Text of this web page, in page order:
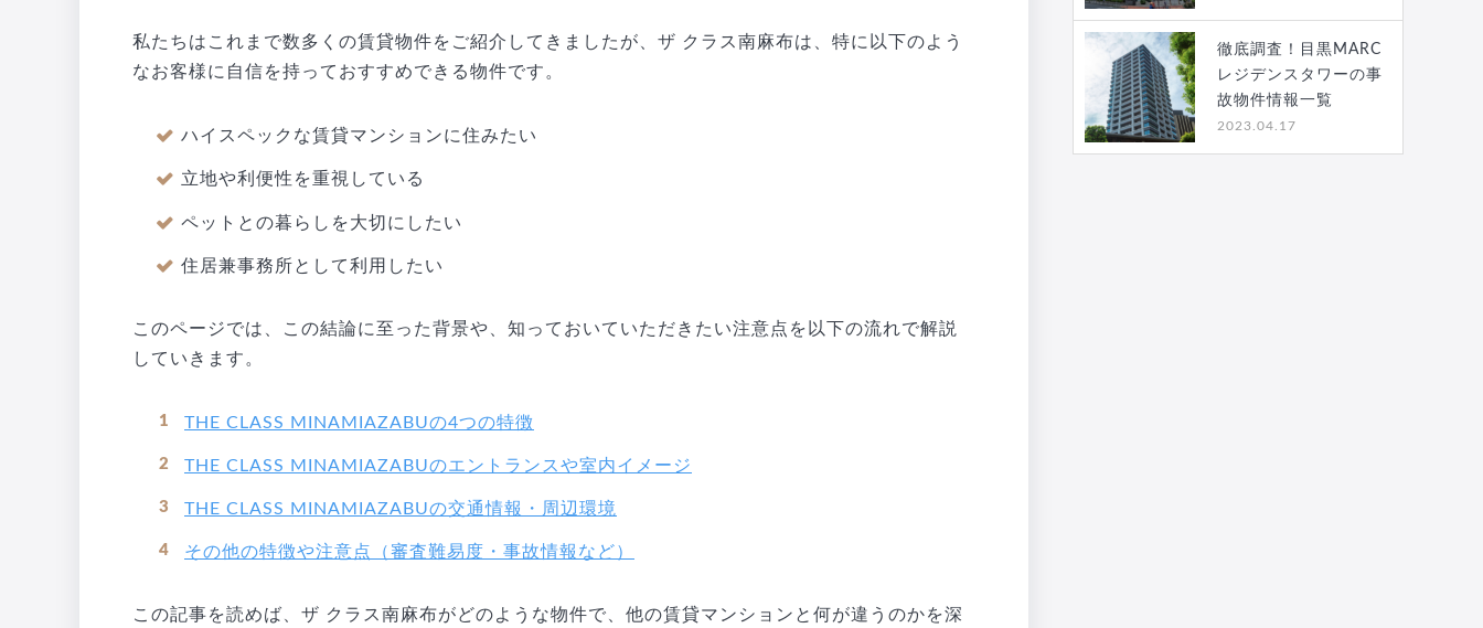
私たちはこれまで数多くの賃貸物件をご紹介してきましたが、ザ クラス南麻布は、特に以下のよう
なお客様に自信を持っておすすめできる物件です。
ハイスペックな賃貸マンションに住みたい
立地や利便性を重視している
ペットとの暮らしを大切にしたい
住居兼事務所として利用したい
このページでは、この結論に至った背景や、知っておいていただきたい注意点を以下の流れで解説
していきます。
THE CLASS MINAMIAZABUの4つの特徴
THE CLASS MINAMIAZABUのエントランスや室内イメージ
THE CLASS MINAMIAZABUの交通情報・周辺環境
その他の特徴や注意点（審査難易度・事故情報など）
この記事を読めば、ザ クラス南麻布がどのような物件で、他の賃貸マンションと何が違うのかを深
徹底調査！目黒MARC
レジデンスタワーの事
故物件情報一覧
2023.04.17